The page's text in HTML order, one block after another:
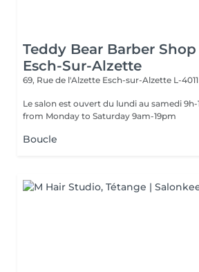
Teddy Bear Barber Shop
Esch-Sur-Alzette
69, Rue de l'Alzette Esch-sur-Alzette L-4011
Le salon est ouvert du lundi au samedi 9h-19h Salon is open
from Monday to Saturday 9am-19pm
Boucle